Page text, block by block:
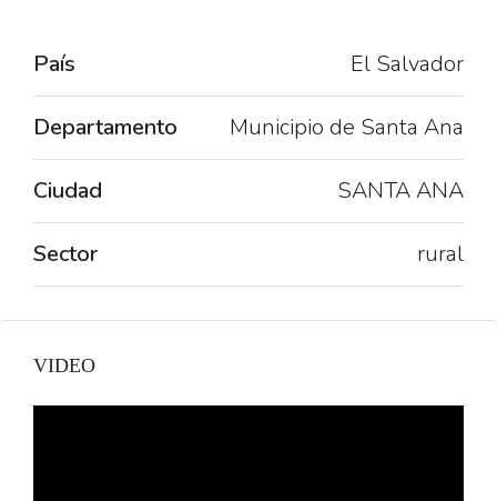
País El Salvador
Departamento Municipio de Santa Ana
Ciudad SANTA ANA
Sector rural
VIDEO